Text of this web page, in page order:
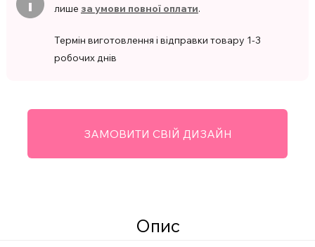
лише за умови повної оплати.
Термін виготовлення і відправки товару 1-3
робочих днів
ЗАМОВИТИ СВІЙ ДИЗАЙН
Опис